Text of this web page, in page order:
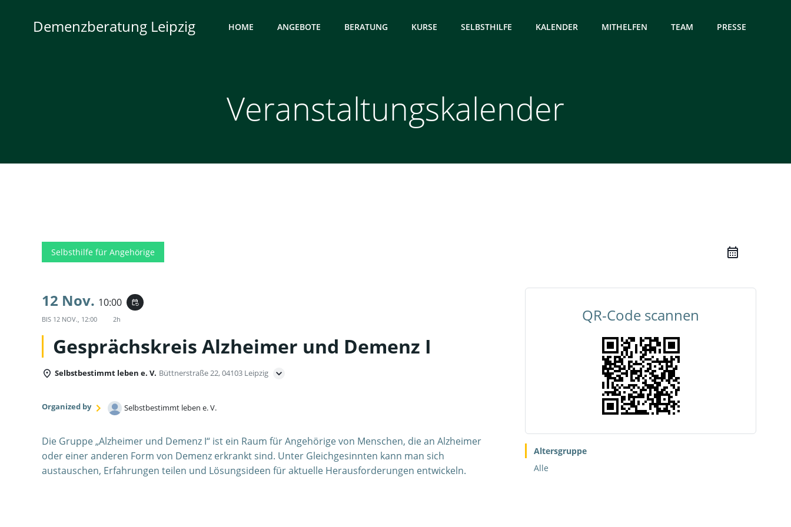
springenDemenzberatung Leipzig HOME ANGEBOTE BERATUNG KURSE SELBSTHILFE KALENDER MITHELFEN TEAM PRESSE
Veranstaltungskalender
Selbsthilfe für Angehörige
12 Nov. 10:00 event_repeat
BIS 12 NOV., 12:00 2h
Gesprächskreis Alzheimer und Demenz I
Selbstbestimmt leben e. V. Büttnerstraße 22, 04103 Leipzig
Organized by Selbstbestimmt leben e. V.
Die Gruppe „Alzheimer und Demenz I“ ist ein Raum für Angehörige von Menschen, die an Alzheimer
oder einer anderen Form von Demenz erkrankt sind. Unter Gleichgesinnten kann man sich
austauschen, Erfahrungen teilen und Lösungsideen für aktuelle Herausforderungen entwickeln.
QR-Code scannen
Altersgruppe
Alle